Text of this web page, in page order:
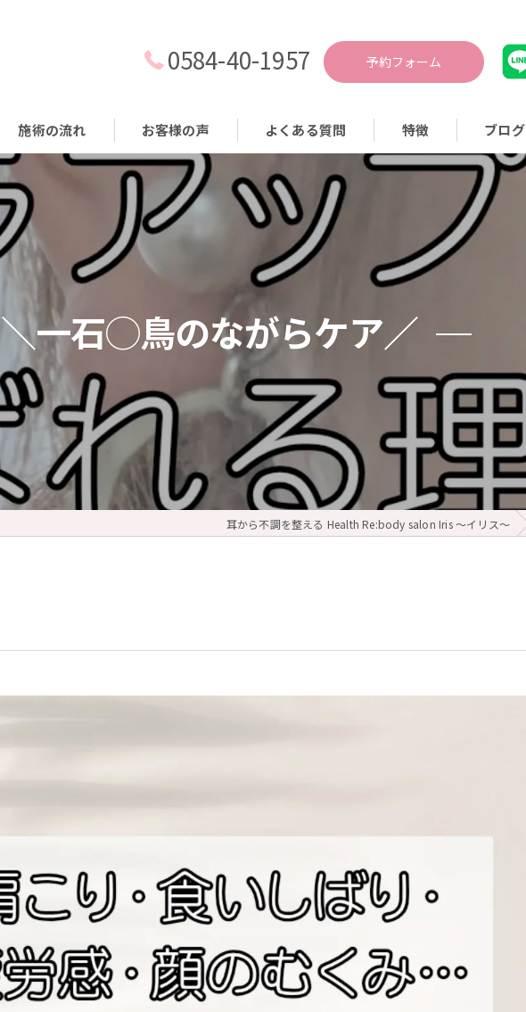
0584-40-1957 予約フォーム
施術の流れ お客様の声 よくある質問 特徴
減量
生活習慣
ブログ
＼一石◯鳥のながらケア／
耳から不調を整える Health Re:body salon Iris ～イリス～